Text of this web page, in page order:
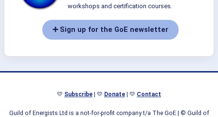
workshops and certification courses.
➕ Sign up for the GoE newsletter
💛 Subscribe | 💛 Donate | 💛 Contact
Guild of Energists Ltd is a not-for-profit company t/a The GoE| © Guild of